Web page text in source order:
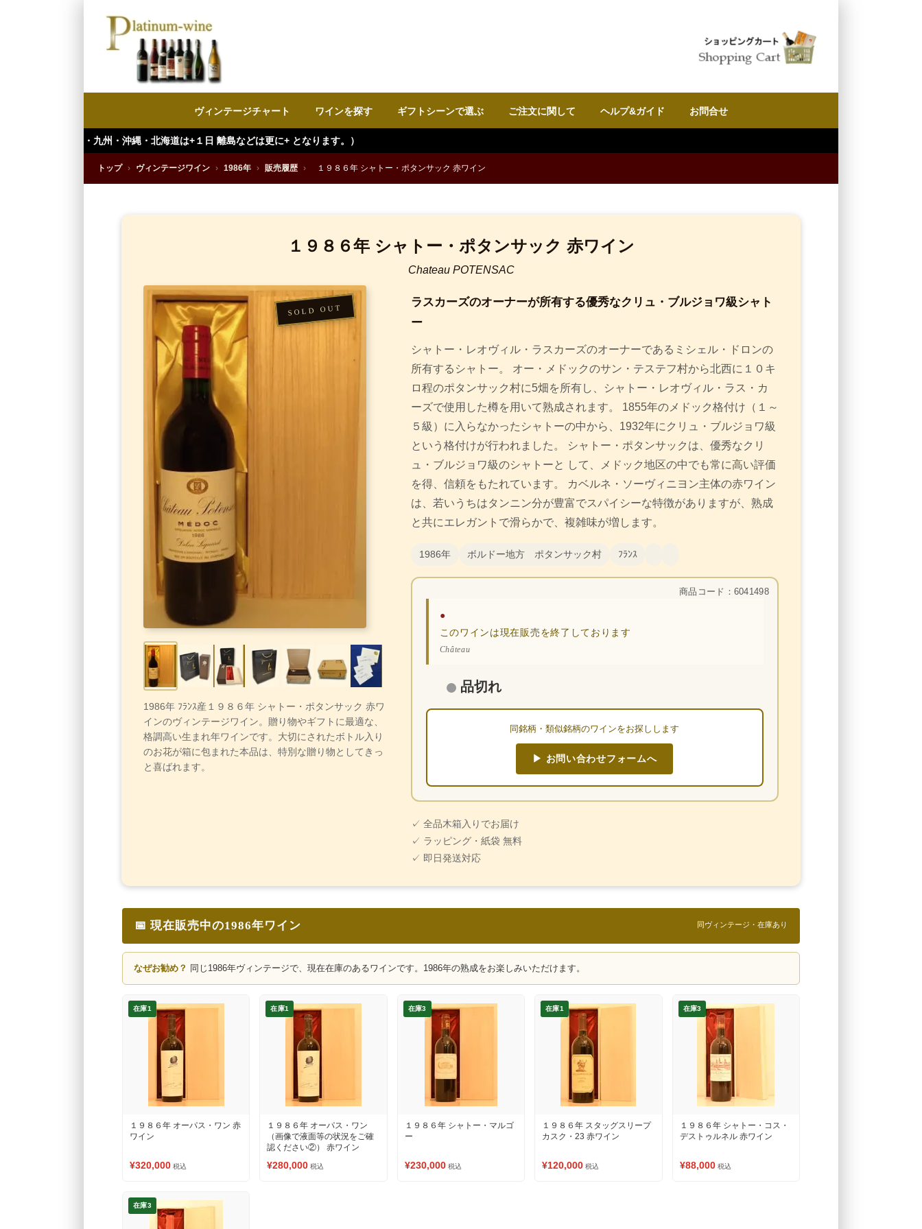
ヴィンテージチャート ワインを探す ギフトシーンで選ぶ ご注文に関して ヘルプ&ガイド お問合せ
沖縄・北海道は+１日 離島などは更に+ となります。）
トップ › ヴィンテージワイン › 1986年 › 販売履歴 › １９８６年 シャトー・ポタンサック 赤ワイン
１９８６年 シャトー・ポタンサック 赤ワイン
Chateau POTENSAC
1986年 ﾌﾗﾝｽ産１９８６年 シャトー・ポタンサック 赤ワ
インのヴィンテージワイン。贈り物やギフトに最適な、
格調高い生まれ年ワインです。大切にされたボトル入り
のお花が箱に包まれた本品は、特別な贈り物としてきっ
と喜ばれます。
ラスカーズのオーナーが所有する優秀なクリュ・ブルジョワ級シャト
ー
シャトー・レオヴィル・ラスカーズのオーナーであるミシェル・ドロンの
所有するシャトー。 オー・メドックのサン・テステフ村から北西に１０キ
ロ程のポタンサック村に5畑を所有し、シャトー・レオヴィル・ラス・カ
ーズで使用した樽を用いて熟成されます。 1855年のメドック格付け（１～
５級）に入らなかったシャトーの中から、1932年にクリュ・ブルジョワ級
という格付けが行われました。 シャトー・ポタンサックは、優秀なクリ
ュ・ブルジョワ級のシャトーと して、メドック地区の中でも常に高い評価
を得、信頼をもたれています。 カベルネ・ソーヴィニヨン主体の赤ワイン
は、若いうちはタンニン分が豊富でスパイシーな特徴がありますが、熟成
と共にエレガントで滑らかで、複雑味が増します。
1986年 ボルドー地方 ポタンサック村 ﾌﾗﾝｽ
商品コード：6041498
●
このワインは現在販売を終了しております
Château
品切れ
同銘柄・類似銘柄のワインをお探しします
▶ お問い合わせフォームへ
✓ 全品木箱入りでお届け
✓ ラッピング・紙袋 無料
✓ 即日発送対応
📅 現在販売中の1986年ワイン 同ヴィンテージ・在庫あり
なぜお勧め？ 同じ1986年ヴィンテージで、現在在庫のあるワインです。1986年の熟成をお楽しみいただけます。
在庫1
１９８６年 オーパス・ワン 赤
ワイン
¥320,000 税込
在庫1
１９８６年 オーパス・ワン
（画像で液面等の状況をご確
認ください②） 赤ワイン
¥280,000 税込
在庫3
１９８６年 シャトー・マルゴ
ー
¥230,000 税込
在庫1
１９８６年 スタッグスリープ
カスク・23 赤ワイン
¥120,000 税込
在庫3
１９８６年 シャトー・コス・
デストゥルネル 赤ワイン
¥88,000 税込
在庫3